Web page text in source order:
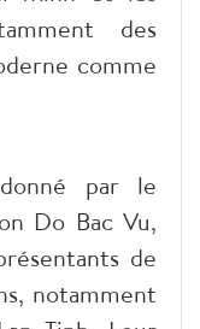
des
comme
par le
Do Bac Vu,
de
notamment